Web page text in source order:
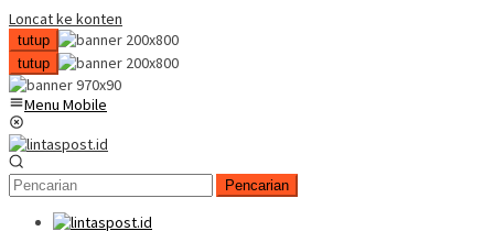
Loncat ke konten
tutup
tutup
Menu Mobile
Pencarian